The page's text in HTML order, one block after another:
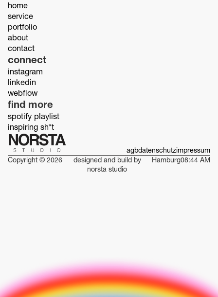
home
service
portfolio
about
contact
connect
instagram
linkedin
webflow
find more
spotify playlist
inspiring sh*t
agbdatenschutzimpressum
Copyright © 2026
designed and build by
norsta studio
Hamburg08:44 AM